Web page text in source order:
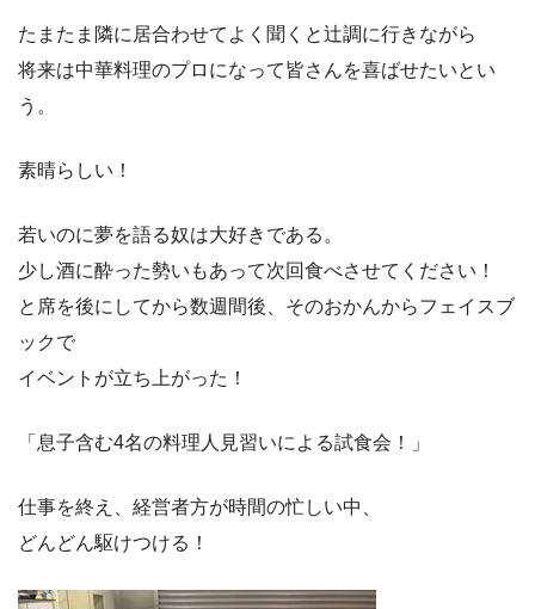
たまたま隣に居合わせてよく聞くと辻調に行きながら
将来は中華料理のプロになって皆さんを喜ばせたいとい
う。
素晴らしい！
若いのに夢を語る奴は大好きである。
少し酒に酔った勢いもあって次回食べさせてください！
と席を後にしてから数週間後、そのおかんからフェイスブ
ックで
イベントが立ち上がった！
「息子含む4名の料理人見習いによる試食会！」
仕事を終え、経営者方が時間の忙しい中、
どんどん駆けつける！